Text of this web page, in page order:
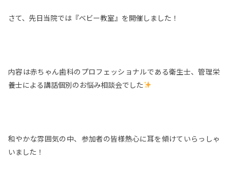
さて、先日当院では『ベビー教室』を開催しました！
内容は赤ちゃん歯科のプロフェッショナルである衛生士、管理栄
養士による講話個別のお悩み相談会でした
和やかな雰囲気の中、参加者の皆様熱心に耳を傾けていらっしゃ
いました！